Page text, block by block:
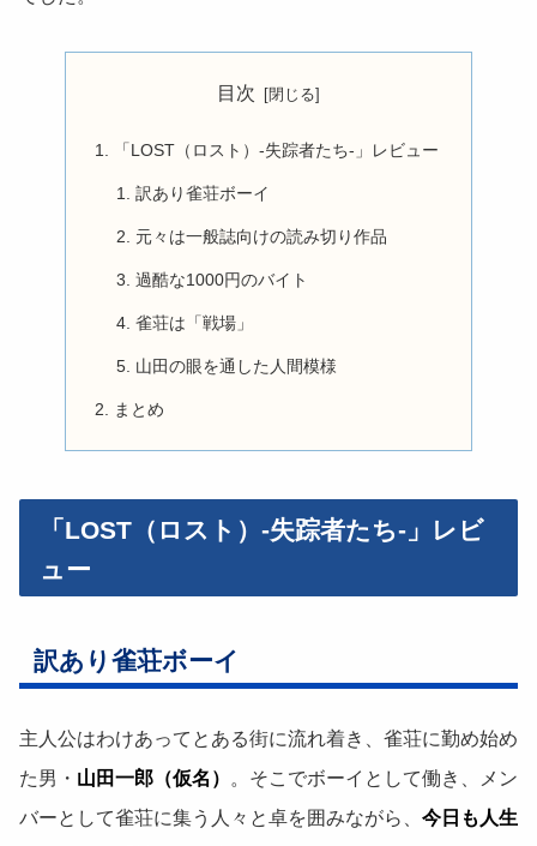
目次
「LOST（ロスト）-失踪者たち-」レビュー
訳あり雀荘ボーイ
元々は一般誌向けの読み切り作品
過酷な1000円のバイト
雀荘は「戦場」
山田の眼を通した人間模様
まとめ
「LOST（ロスト）-失踪者たち-」レビ
ュー
訳あり雀荘ボーイ
主人公はわけあってとある街に流れ着き、雀荘に勤め始め
た男・ 山田一郎（仮名）
。そこでボーイとして働き、メン
バーとして雀荘に集う人々と卓を囲みながら、 今日も人生